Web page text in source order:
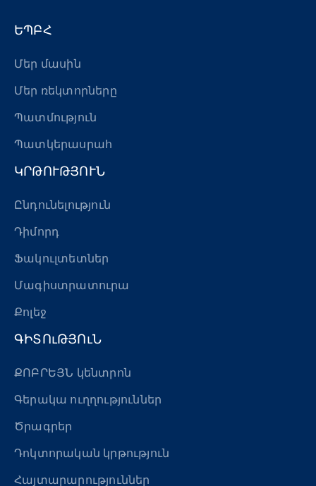
ԵՊԲՀ
Մեր մասին
Մեր ռեկտորները
Պատմություն
Պատկերասրահ
ԿՐԹՈՒԹՅՈՒՆ
Ընդունելություն
Դիմորդ
Ֆակուլտետներ
Մագիստրատուրա
Քոլեջ
ԳԻՏՈւԹՅՈւՆ
ՔՈԲՐԵՅՆ կենտրոն
Գերակա ուղղություններ
Ծրագրեր
Դոկտորական կրթություն
Հայտարարություններ